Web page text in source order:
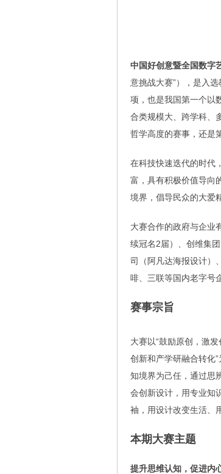
中国好创意暨全国数字
意挑战大赛”），是入
项，也是我国第一个以
合类规模大、跨学科、
哲学高度的赛事，还是
在科技快速迭代的时代
富，具有积极价值导向
境界，倡导民众的大爱
大赛合作的政府与企业
续冠名2届）、创维集
司（阿凡达海报设计）
啡、三联等国内老字号
赛事宗旨
大赛以“鼓励原创，激
创新和产学研融合转化
知境界为己任，通过思
会创新设计，用专业知
袖，用设计改变生活、
本期大赛主题
提升思维认知，促进内